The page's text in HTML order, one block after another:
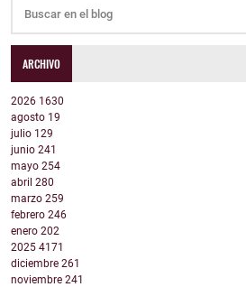
ARCHIVO
2026 1630
agosto 19
julio 129
junio 241
mayo 254
abril 280
marzo 259
febrero 246
enero 202
2025 4171
diciembre 261
noviembre 241